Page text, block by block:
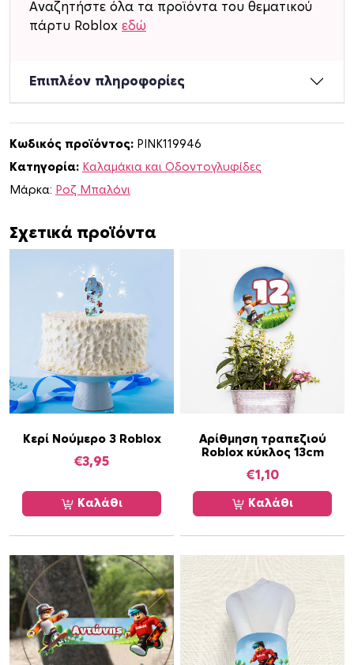
ι
α
μ
ό
ν
l
o
x
σ
ό
η
τ
Αναζητήστε όλα τα προϊόντα του θεματικού
πάρτυ Roblox εδώ
Επιπλέον πληροφορίες
Κωδικός προϊόντος: PINK119946
Κατηγορία: Καλαμάκια και Οδοντογλυφίδες
Μάρκα: Ροζ Μπαλόνι
Σχετικά προϊόντα
Κερί Νούμερο 3 Roblox
€3,95
Καλάθι
Αρίθμηση τραπεζιού
Roblox κύκλος 13cm
€1,10
Καλάθι